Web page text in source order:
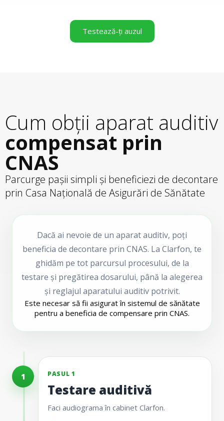
Testează-ți auzul
Cum obții aparat auditiv
compensat prin
CNAS
Parcurge pașii simpli și beneficiezi de decontare
prin Casa Națională de Asigurări de Sănătate
Dacă ai nevoie de un aparat auditiv, poți
beneficia de decontare prin CNAS. La Clarfon, te
ghidăm pe tot parcursul procesului, de la
testare și pregătirea dosarului, până la alegerea
și reglajul aparatului auditiv potrivit.
Este necesar să fii asigurat în sistemul de sănătate
pentru a beneficia de compensare prin CNAS.
1 PASUL 1
Testare auditivă
Faci audiograma în cabinet Clarfon.